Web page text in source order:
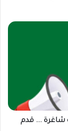
شاغرة ... قدم